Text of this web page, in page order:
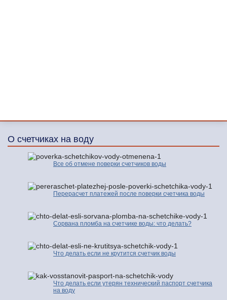
О счетчиках на воду
Все об отмене поверки счетчиков воды
Перерасчет платежей после поверки счетчика воды
Сорвана пломба на счетчике воды: что делать?
Что делать если не крутится счетчик воды
Что делать если утерян технический паспорт счетчика
на воду